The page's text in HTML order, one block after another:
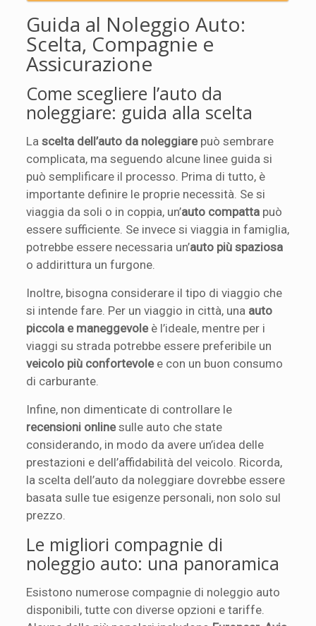
Guida al Noleggio Auto:
Scelta, Compagnie e
Assicurazione
Come scegliere l’auto da
noleggiare: guida alla scelta
Lascelta dell’auto da noleggiarepuò sembrare
complicata, ma seguendo alcune linee guida si
può semplificare il processo. Prima di tutto, è
importante definire le proprie necessità. Se si
viaggia da soli o in coppia, un’auto compatta può
essere sufficiente. Se invece si viaggia in famiglia,
potrebbe essere necessaria un’auto più spaziosa
o addirittura un furgone.
Inoltre, bisogna considerare il tipo di viaggio che
si intende fare. Per un viaggio in città, una auto
piccola e maneggevoleè l’ideale, mentre per i
viaggi su strada potrebbe essere preferibile un
veicolo più confortevolee con un buon consumo
di carburante.
Infine, non dimenticate di controllare le
recensioni onlinesulle auto che state
considerando, in modo da avere un’idea delle
prestazioni e dell’affidabilità del veicolo. Ricorda,
la scelta dell’auto da noleggiare dovrebbe essere
basata sulle tue esigenze personali, non solo sul
prezzo.
Le migliori compagnie di
noleggio auto: una panoramica
Esistono numerose compagnie di noleggio auto
disponibili, tutte con diverse opzioni e tariffe.